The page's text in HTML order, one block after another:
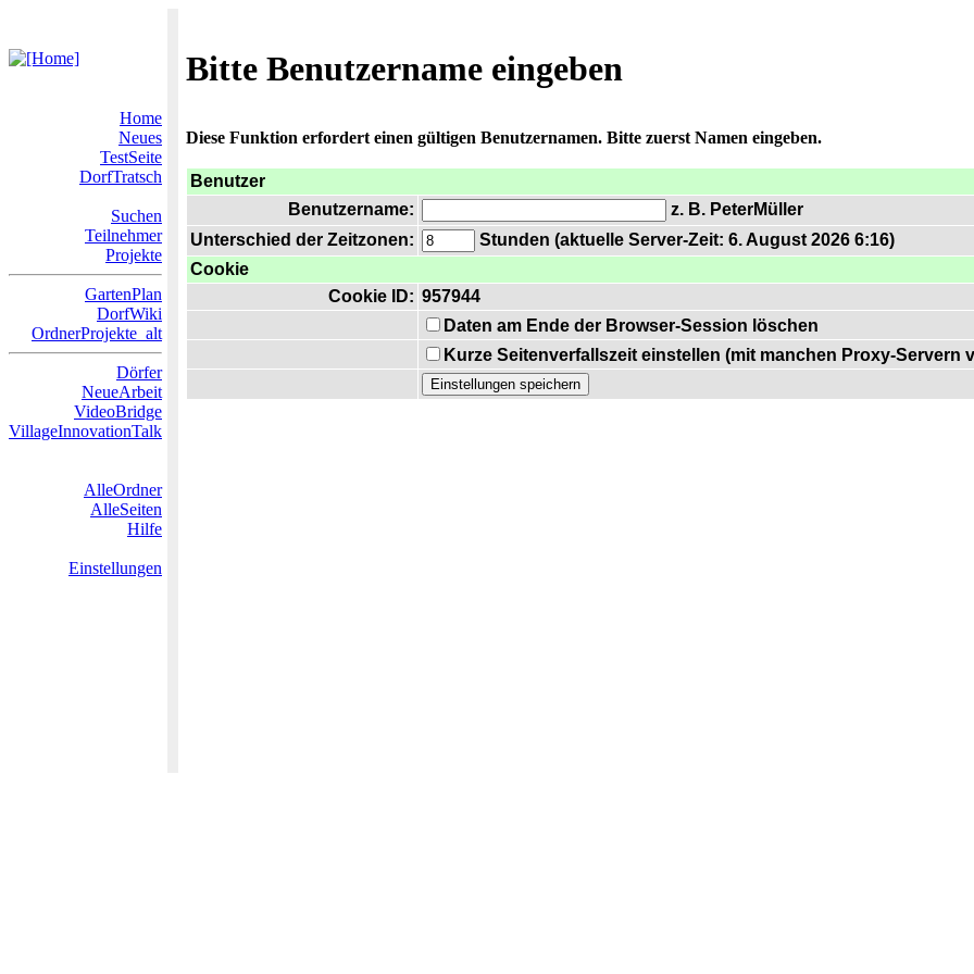
Bitte Benutzername eingeben
Home
Neues
TestSeite
DorfTratsch
Suchen
Teilnehmer
Projekte
GartenPlan
DorfWiki
OrdnerProjekte_alt
Dörfer
NeueArbeit
VideoBridge
VillageInnovationTalk
AlleOrdner
AlleSeiten
Hilfe
Einstellungen
Diese Funktion erfordert einen gültigen Benutzernamen. Bitte zuerst Namen eingeben.
Benutzer
Benutzername:
z. B. PeterMüller
Unterschied der Zeitzonen:
Stunden (aktuelle Server-Zeit: 6. August 2026 6:16)
Cookie
Cookie ID: 957944
Daten am Ende der Browser-Session löschen
Kurze Seitenverfallszeit einstellen (mit manchen Proxy-Servern